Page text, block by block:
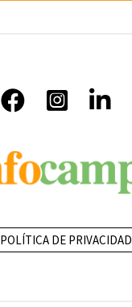
POLÍTICA DE PRIVACIDAD